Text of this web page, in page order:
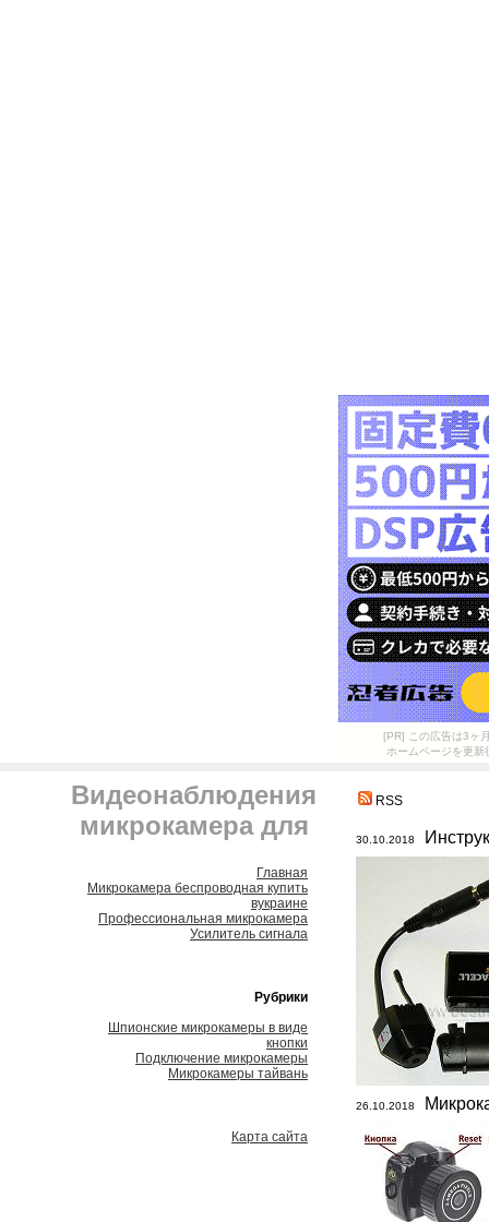
[PR] この広告は3ヶ
ホームページを更
Видеонаблюдения
микрокамера для
Главная
Микрокамера беспроводная купить
вукраине
Профессиональная микрокамера
Усилитель сигнала
Рубрики
Шпионские микрокамеры в виде
кнопки
Подключение микрокамеры
Микрокамеры тайвань
Карта сайта
RSS
30.10.2018
26.10.2018